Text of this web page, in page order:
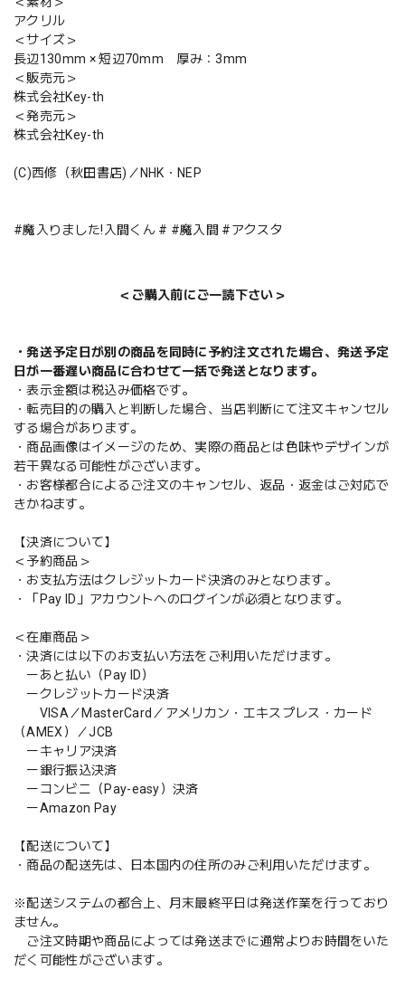
アクリル
＜サイズ＞
長辺130mm × 短辺70mm 厚み：3mm
＜販売元＞
株式会社Key-th
＜発売元＞
株式会社Key-th
(C)西修（秋田書店)／NHK・NEP
#魔入りました!入間くん # #魔入間 #アクスタ
＜ご購入前にご一読下さい＞
・発送予定日が別の商品を同時に予約注文された場合、発送予定
日が一番遅い商品に合わせて一括で発送となります。
・表示金額は税込み価格です。
・転売目的の購入と判断した場合、当店判断にて注文キャンセル
する場合があります。
・商品画像はイメージのため、実際の商品とは色味やデザインが
若干異なる可能性がございます。
・お客様都合によるご注文のキャンセル、返品・返金はご対応で
きかねます。
【決済について】
＜予約商品＞
・お支払方法はクレジットカード決済のみとなります。
・「Pay ID」アカウントへのログインが必須となります。
＜在庫商品＞
・決済には以下のお支払い方法をご利用いただけます。
ーあと払い（Pay ID）
ークレジットカード決済
VISA／MasterCard／アメリカン・エキスプレス・カード
（AMEX）／JCB
ーキャリア決済
ー銀行振込決済
ーコンビニ（Pay-easy）決済
ーAmazon Pay
【配送について】
・商品の配送先は、日本国内の住所のみご利用いただけます。
※配送システムの都合上、月末最終平日は発送作業を行っており
ません。
ご注文時期や商品によっては発送までに通常よりお時間をいた
だく可能性がございます。